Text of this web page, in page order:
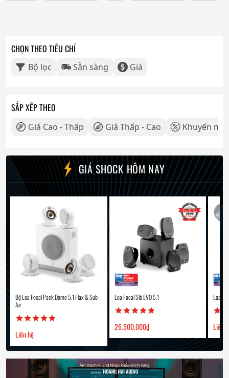
CHỌN THEO TIÊU CHÍ
Bộ lọc Sẵn sàng Giá
SẮP XẾP THEO
Giá Cao - Thấp Giá Thấp - Cao Khuyến mãi
GIÁ SHOCK HÔM NAY
Bộ Loa Focal Pack Dome 5.1 Flax & Sub
Air
Liên hệ
Loa Focal Sib EVO 5.1
26.500.000₫
Loa
Liên